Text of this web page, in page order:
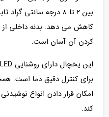
بین 2 تا 8 درجه سانتی‌
کردن آن آسان است.
برای کنترل دقیق دما است.
امکان قرار دادن انواع
کند.